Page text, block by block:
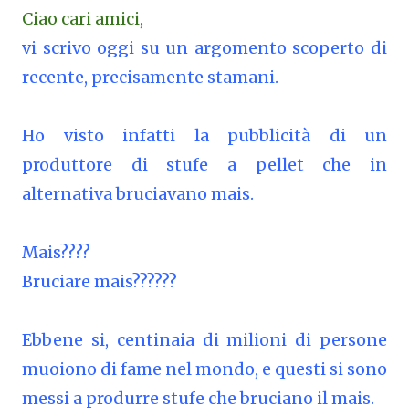
Ciao cari amici,
vi scrivo oggi su un argomento scoperto di
recente, precisamente stamani.
Ho visto infatti la pubblicità di un
produttore di stufe a pellet che in
alternativa bruciavano mais.
Mais????
Bruciare mais??????
Ebbene si, centinaia di milioni di persone
muoiono di fame nel mondo, e questi si sono
messi a produrre stufe che bruciano il mais.